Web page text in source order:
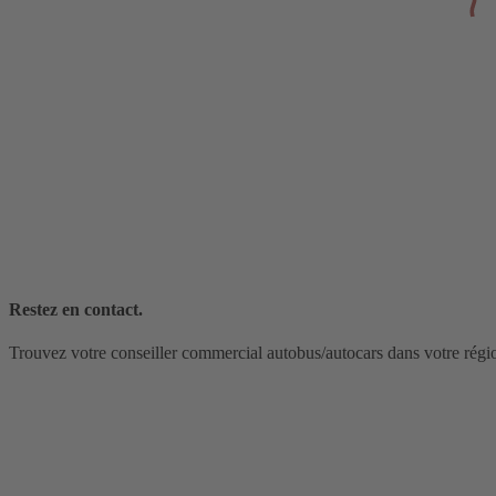
Restez en contact.
Trouvez votre conseiller commercial autobus/autocars dans votre